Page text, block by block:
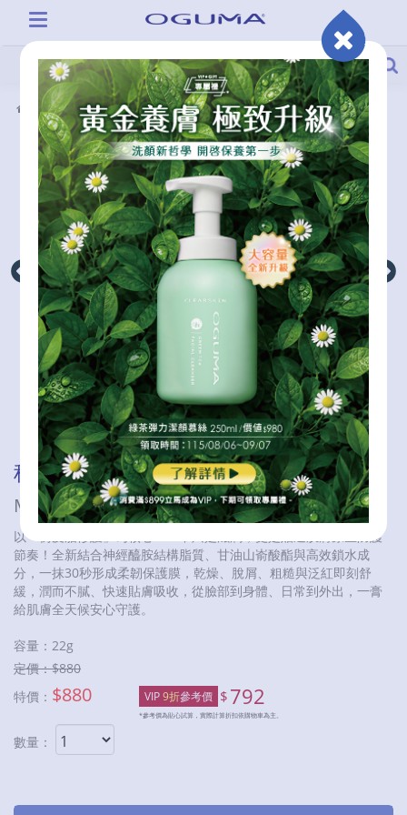
產品系列 秘之湧水美媒萬用膏
秘之湧水美媒萬用膏
MITSUION MULTIPURPOSE BALM
以「仿皮脂修護」為核心——不只是滋潤，更是貼近肌膚原生防護
節奏！全新結合神經醯胺結構脂質、甘油山嵛酸酯與高效鎖水成
分，一抹30秒形成柔韌保護膜，乾燥、脫屑、粗糙與泛紅即刻舒
緩，潤而不膩、快速貼膚吸收，從臉部到身體、日常到外出，一膏
給肌膚全天候安心守護。
容量： 22g
定價：$880
特價： $880 VIP9折參考價 $ 792
*參考價為貼心試算，實際計算折扣依購物車為主。
數量：